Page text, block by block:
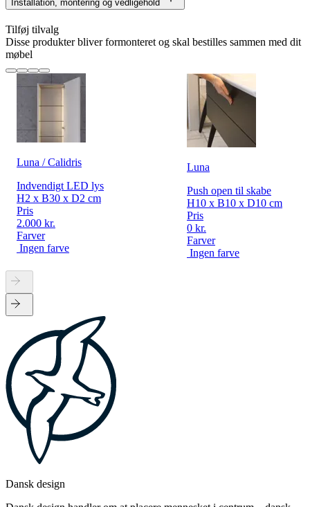
Installation, montering og vedligehold
Tilføj tilvalg
Disse produkter bliver formonteret og skal bestilles sammen med dit
møbel
Luna / Calidris
Indvendigt LED lys
H2 x B30 x D2 cm
Pris
2.000 kr.
Farver
Ingen farve
Luna
Push open til skabe
H10 x B10 x D10 cm
Pris
0 kr.
Farver
Ingen farve
Dansk design